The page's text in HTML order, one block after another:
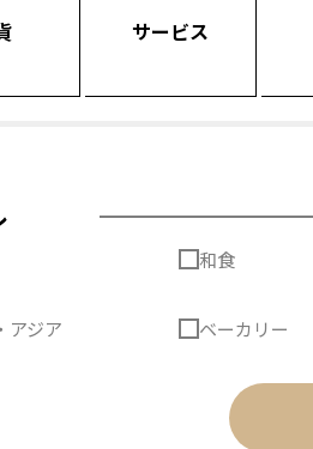
サービス
和食
アジア ベーカリー